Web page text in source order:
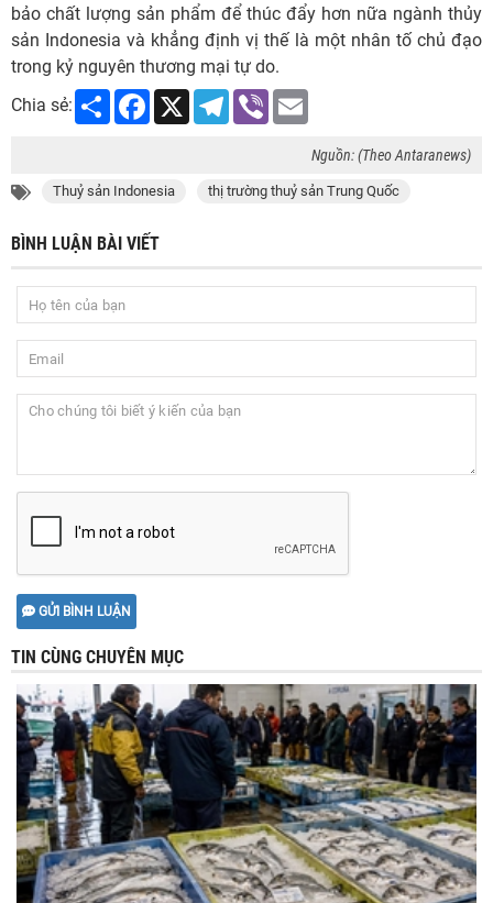
bảo chất lượng sản phẩm để thúc đẩy hơn nữa ngành thủy
sản Indonesia và khẳng định vị thế là một nhân tố chủ đạo
trong kỷ nguyên thương mại tự do.
Chia sẻ:
Share Facebook
X Telegram
Viber
Nguồn: (Theo Antaranews)
Thuỷ sản Indonesia thị trường thuỷ sản Trung Quốc
BÌNH LUẬN BÀI VIẾT
GỬI BÌNH LUẬN
TIN CÙNG CHUYÊN MỤC